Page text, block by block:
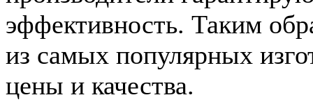
эффективность. Таким
из самых популярных
цены и качества.